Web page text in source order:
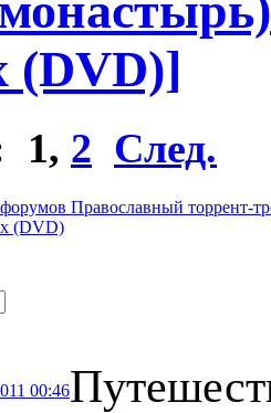
(DVD)]
1, 2 След.
Православный торрент-
(DVD)
00:46